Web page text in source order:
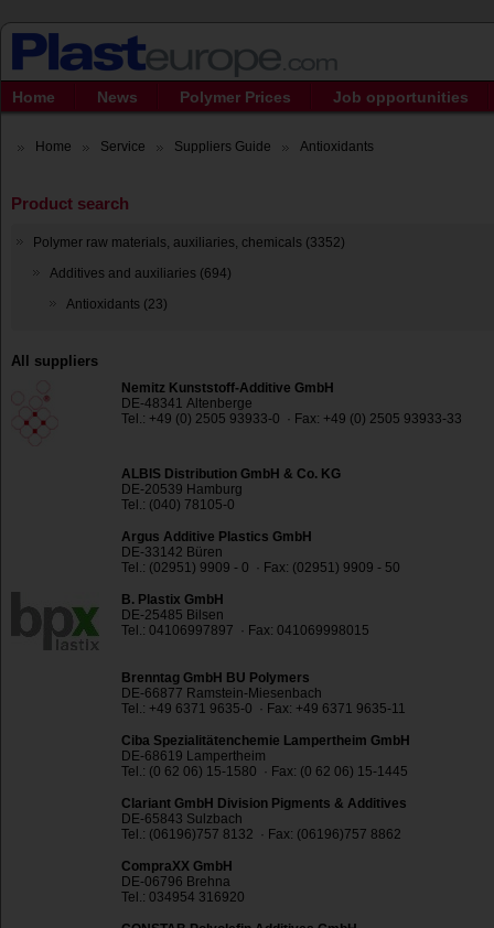
Home News Polymer Prices Job opportunities
Home Service Suppliers Guide Antioxidants
Product search
Polymer raw materials, auxiliaries, chemicals (3352)
Additives and auxiliaries (694)
Antioxidants (23)
All suppliers
Nemitz Kunststoff-Additive GmbH
DE-48341 Altenberge
Tel.: +49 (0) 2505 93933-0 · Fax: +49 (0) 2505 93933-33
ALBIS Distribution GmbH & Co. KG
DE-20539 Hamburg
Tel.: (040) 78105-0
Argus Additive Plastics GmbH
DE-33142 Büren
Tel.: (02951) 9909 - 0 · Fax: (02951) 9909 - 50
B. Plastix GmbH
DE-25485 Bilsen
Tel.: 04106997897 · Fax: 041069998015
Brenntag GmbH BU Polymers
DE-66877 Ramstein-Miesenbach
Tel.: +49 6371 9635-0 · Fax: +49 6371 9635-11
Ciba Spezialitätenchemie Lampertheim GmbH
DE-68619 Lampertheim
Tel.: (0 62 06) 15-1580 · Fax: (0 62 06) 15-1445
Clariant GmbH Division Pigments & Additives
DE-65843 Sulzbach
Tel.: (06196)757 8132 · Fax: (06196)757 8862
CompraXX GmbH
DE-06796 Brehna
Tel.: 034954 316920